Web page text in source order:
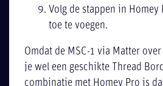
Volg de stappen in Homey
toe te voegen.
Omdat de MSC-1 via Matter
je wel een geschikte Thread
combinatie met Homey Pro is